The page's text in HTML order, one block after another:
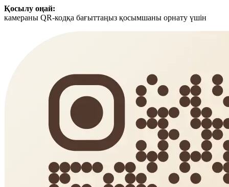
Қосылу оңай:
камераны QR-кодқа бағыттаңыз қосымшаны орнату үшін